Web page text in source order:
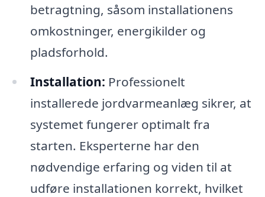
betragtning, såsom installationens
omkostninger, energikilder og
pladsforhold.
Installation: Professionelt
installerede jordvarmeanlæg sikrer, at
systemet fungerer optimalt fra
starten. Eksperterne har den
nødvendige erfaring og viden til at
udføre installationen korrekt, hvilket